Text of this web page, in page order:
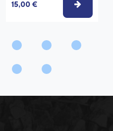
VAIHTOEHTO
15,00 €